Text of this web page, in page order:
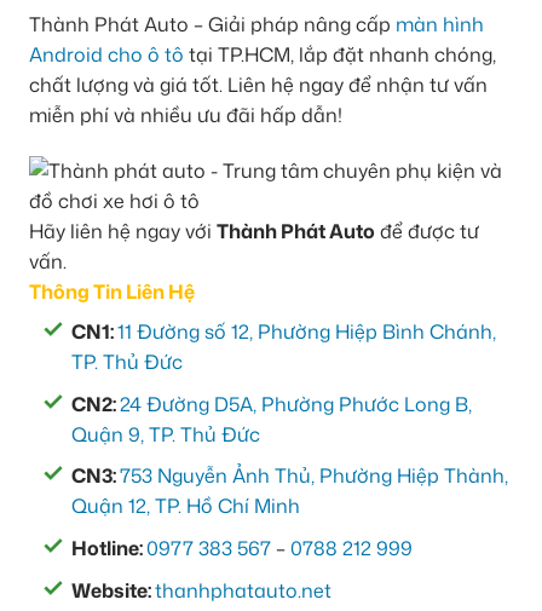
Thành Phát Auto – Giải pháp nâng cấp màn hình
Android cho ô tô tại TP.HCM, lắp đặt nhanh chóng,
chất lượng và giá tốt. Liên hệ ngay để nhận tư vấn
miễn phí và nhiều ưu đãi hấp dẫn!
Hãy liên hệ ngay với Thành Phát Auto để được tư
vấn.
Thông Tin Liên Hệ
CN1:11 Đường số 12, Phường Hiệp Bình Chánh,
TP. Thủ Đức
CN2:24 Đường D5A, Phường Phước Long B,
Quận 9, TP. Thủ Đức
CN3:753 Nguyễn Ảnh Thủ, Phường Hiệp Thành,
Quận 12, TP. Hồ Chí Minh
Hotline:0977 383 567 –0788 212 999
Website:thanhphatauto.net